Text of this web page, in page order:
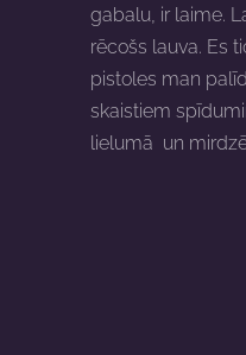
gabalu, ir laime.
rēcošs lauva. Es
pistoles man
skaistiem
lielumā un